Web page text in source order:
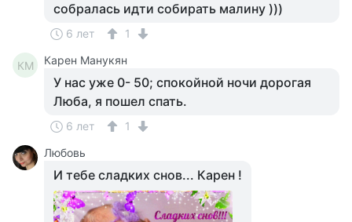
собралась идти собирать малину )))
6 лет 1
КМ Карен Манукян
У нас уже 0- 50; спокойной ночи дорогая
Люба, я пошел спать.
6 лет
1
Любовь
И тебе сладких снов... Карен !